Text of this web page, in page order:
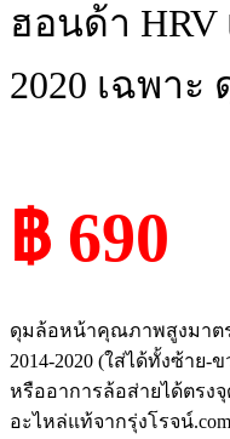
ฮอนด้า HRV
2020 เฉพาะ
฿ 690
ดุมล้อหน้าคุณภาพสูงมาตร
2014-2020 (ใส่ได้ทั้งซ้าย
หรืออาการล้อส่ายได้ตรง
อะไหล่แท้จากรุ่งโรจน์.com